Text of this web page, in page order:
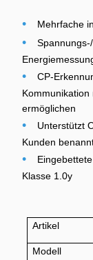
• Mehrfache
•
•
CP-
ermöglichen
•
Unterstützt
Kunden
•
Klasse 1.0y
Artikel
Modell